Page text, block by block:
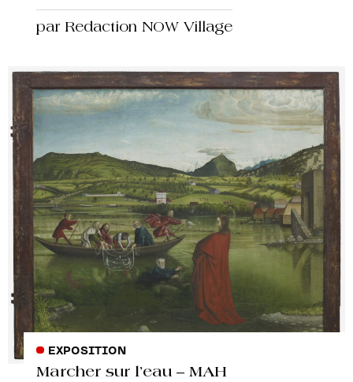
par Redaction NOW Village
EXPOSITION
Marcher sur l’eau – MAH